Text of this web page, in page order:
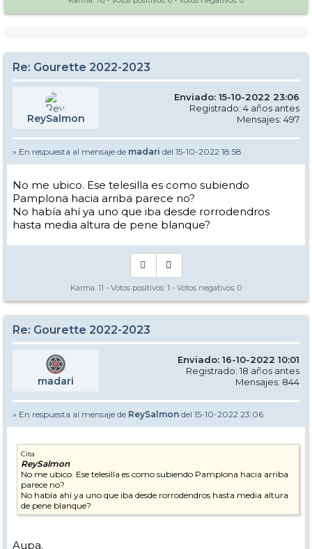
Re: Gourette 2022-2023
ReySalmon
Enviado: 15-10-2022 23:06
Registrado: 4 años antes
Mensajes: 497
» En respuesta al mensaje de madari del 15-10-2022 18:58
No me ubico. Ese telesilla es como subiendo
Pamplona hacia arriba parece no?
No había ahí ya uno que iba desde rorrodendros
hasta media altura de pene blanque?
Karma: 11 - Votos positivos: 1 - Votos negativos: 0
Re: Gourette 2022-2023
madari
Enviado: 16-10-2022 10:01
Registrado: 18 años antes
Mensajes: 844
» En respuesta al mensaje de ReySalmon del 15-10-2022 23:06
Cita
ReySalmon
No me ubico. Ese telesilla es como subiendo Pamplona hacia arriba
parece no?
No había ahí ya uno que iba desde rorrodendros hasta media altura
de pene blanque?
Aupa.